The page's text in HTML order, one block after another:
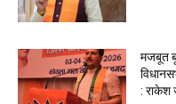
मजबूत
: राकेश